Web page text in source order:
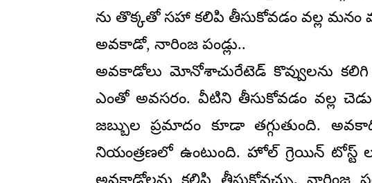
ను తొక్క‌తో స‌హా క‌లిపి తీసుకోవ‌డం వ‌ల్ల
అవ‌కాడో, నారింజ పండ్లు..
అవ‌కాడోలు మోనోశాచురేటెడ్ కొవ్వుల‌ను
ఎంతో అవ‌స‌రం. వీటిని తీసుకోవ‌డం వ‌ల్ల
జ‌బ్బుల ప్ర‌మాదం కూడా త‌గ్గుతుంది.
నియంత్ర‌ణ‌లో ఉంటుంది. హోల్ గ్రెయిన్
అవ‌కాడోల‌ను క‌లిపి తీసుకోవ‌చ్చు. నారింజ